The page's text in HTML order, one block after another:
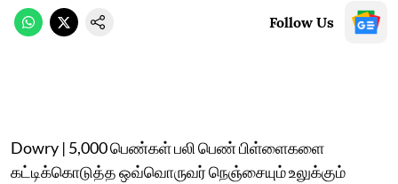
Follow Us
Dowry | 5,000 பெண்கள் பலி பெண் பிள்ளைகளை
கட்டிக்கொடுத்த ஒவ்வொருவர் நெஞ்சையும் உலுக்கும்